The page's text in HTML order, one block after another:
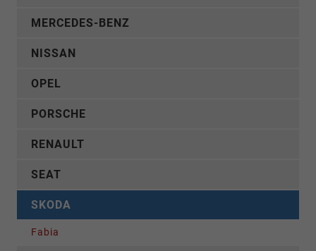
MERCEDES-BENZ
NISSAN
OPEL
PORSCHE
RENAULT
SEAT
SKODA
Fabia